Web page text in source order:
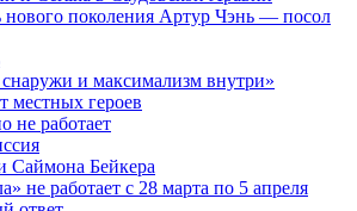
нового поколения Артур Чэнь — посол
и максимализм внутри»
местных героев
не работает
Саймона Бейкера
не работает с 28 марта по 5 апреля